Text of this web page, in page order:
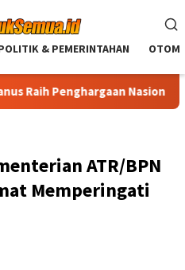
& PEMERINTAHAN
Nasional LPM RI
ATR/BPN
Memperingati